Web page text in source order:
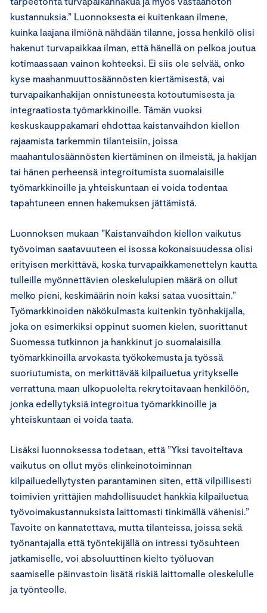
kustannuksia.” Luonnoksesta ei kuitenkaan ilmene,
kuinka laajana ilmiönä nähdään tilanne, jossa henkilö olisi
hakenut turvapaikkaa ilman, että hänellä on pelkoa joutua
kotimaassaan vainon kohteeksi. Ei siis ole selvää, onko
kyse maahanmuuttosäännösten kiertämisestä, vai
turvapaikanhakijan onnistuneesta kotoutumisesta ja
integraatiosta työmarkkinoille. Tämän vuoksi
keskuskauppakamari ehdottaa kaistanvaihdon kiellon
rajaamista tarkemmin tilanteisiin, joissa
maahantulosäännösten kiertäminen on ilmeistä, ja hakijan
tai hänen perheensä integroitumista suomalaisille
työmarkkinoille ja yhteiskuntaan ei voida todentaa
tapahtuneen ennen hakemuksen jättämistä.
Luonnoksen mukaan ”Kaistanvaihdon kiellon vaikutus
työvoiman saatavuuteen ei isossa kokonaisuudessa olisi
erityisen merkittävä, koska turvapaikkamenettelyn kautta
tulleille myönnettävien oleskelulupien määrä on ollut
melko pieni, keskimäärin noin kaksi sataa vuosittain.”
Työmarkkinoiden näkökulmasta kuitenkin työnhakijalla,
joka on esimerkiksi oppinut suomen kielen, suorittanut
Suomessa tutkinnon ja hankkinut jo suomalaisilla
työmarkkinoilla arvokasta työkokemusta ja työssä
suoriutumista, on merkittävää kilpailuetua yritykselle
verrattuna maan ulkopuolelta rekrytoitavaan henkilöön,
jonka edellytyksiä integroitua työmarkkinoille ja
yhteiskuntaan ei voida taata.
Lisäksi luonnoksessa todetaan, että ”Yksi tavoiteltava
vaikutus on ollut myös elinkeinotoiminnan
kilpailuedellytysten parantaminen siten, että vilpillisesti
toimivien yrittäjien mahdollisuudet hankkia kilpailuetua
työvoimakustannuksista laittomasti tinkimällä vähenisi.”
Tavoite on kannatettava, mutta tilanteissa, joissa sekä
työnantajalla että työntekijällä on intressi työsuhteen
jatkamiselle, voi absoluuttinen kielto työluovan
saamiselle päinvastoin lisätä riskiä laittomalle oleskelulle
ja työnteolle.